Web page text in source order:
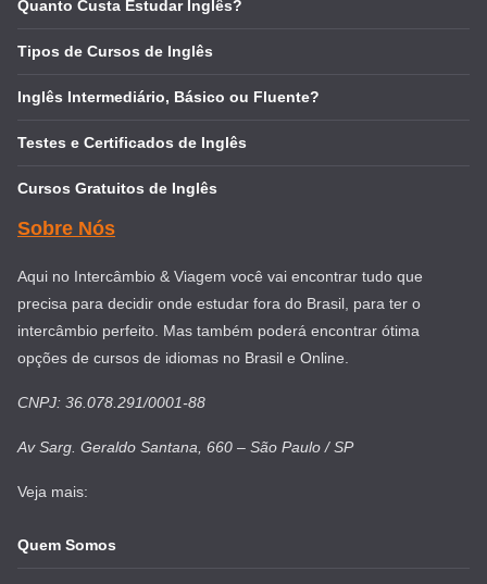
Quanto Custa Estudar Inglês?
Tipos de Cursos de Inglês
Inglês Intermediário, Básico ou Fluente?
Testes e Certificados de Inglês
Cursos Gratuitos de Inglês
Sobre Nós
Aqui no Intercâmbio & Viagem você vai encontrar tudo que
precisa para decidir onde estudar fora do Brasil, para ter o
intercâmbio perfeito. Mas também poderá encontrar ótima
opções de cursos de idiomas no Brasil e Online.
CNPJ: 36.078.291/0001-88
Av Sarg. Geraldo Santana, 660 – São Paulo / SP
Veja mais:
Quem Somos